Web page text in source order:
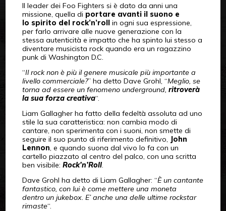
Il leader dei Foo Fighters si è dato da anni una
missione, quella di portare avanti il suono e
lo spirito del rock’n’rollin ogni sua espressione,
per farlo arrivare alle nuove generazione con la
stessa autenticità e impatto che ha spinto lui stesso a
diventare musicista rock quando era un ragazzino
punk di Washington D.C.
“Il rock non è più il genere musicale più importante a
livello commerciale?” ha detto Dave Grohl, “Meglio, se
torna ad essere un fenomeno underground, ritroverà
la sua forza creativa“.
Liam Gallagher ha fatto della fedeltà assoluta ad uno
stile la sua caratteristica: non cambia modo di
cantare, non sperimenta con i suoni, non smette di
seguire il suo punto di riferimento definitivo, John
Lennon, e quando suona dal vivo lo fa con un
cartello piazzato al centro del palco, con una scritta
ben visibile: Rock’n’Roll.
Dave Grohl ha detto di Liam Gallagher: “È un cantante
fantastico, con lui è come mettere una moneta
dentro un jukebox. E’ anche una delle ultime rockstar
rimaste“.